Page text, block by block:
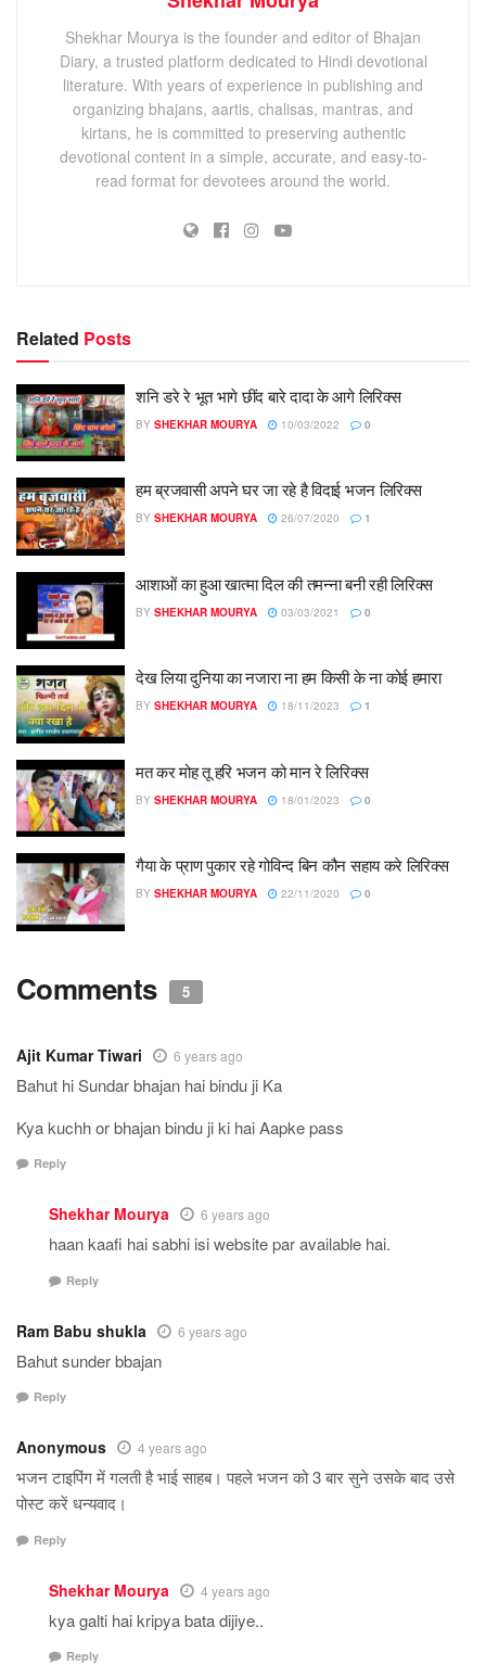
Shekhar Mourya is the founder and editor of Bhajan
Diary, a trusted platform dedicated to Hindi devotional
literature. With years of experience in publishing and
organizing bhajans, aartis, chalisas, mantras, and
kirtans, he is committed to preserving authentic
devotional content in a simple, accurate, and easy-to-
read format for devotees around the world.
Related Posts
शनि डरे रे भूत भागे छींद बारे दादा के आगे लिरिक्स
BY SHEKHAR MOURYA 10/03/2022 0
हम ब्रजवासी अपने घर जा रहे है विदाई भजन लिरिक्स
BY SHEKHAR MOURYA 26/07/2020 1
आशाओं का हुआ खात्मा दिल की तमन्ना बनी रही लिरिक्स
BY SHEKHAR MOURYA 03/03/2021 0
देख लिया दुनिया का नजारा ना हम किसी के ना कोई हमारा
BY SHEKHAR MOURYA 18/11/2023 1
मत कर मोह तू हरि भजन को मान रे लिरिक्स
BY SHEKHAR MOURYA 18/01/2023 0
गैया के प्राण पुकार रहे गोविन्द बिन कौन सहाय करे लिरिक्स
BY SHEKHAR MOURYA 22/11/2020 0
Comments 5
Ajit Kumar Tiwari 6 years ago
Bahut hi Sundar bhajan hai bindu ji Ka
Kya kuchh or bhajan bindu ji ki hai Aapke pass
Reply
Shekhar Mourya 6 years ago
haan kaafi hai sabhi isi website par available hai.
Reply
Ram Babu shukla 6 years ago
Bahut sunder bbajan
Reply
Anonymous 4 years ago
भजन टाइपिंग में गलती है भाई साहब। पहले भजन को 3 बार सुने उसके बाद उसे
पोस्ट करें धन्यवाद।
Reply
Shekhar Mourya 4 years ago
kya galti hai kripya bata dijiye..
Reply